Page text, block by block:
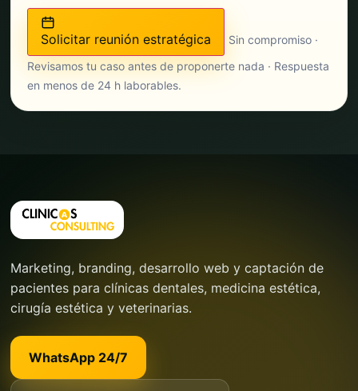
Solicitar reunión estratégica
Sin compromiso ·
Revisamos tu caso antes de proponerte nada · Respuesta
en menos de 24 h laborables.
Marketing, branding, desarrollo web y captación de
pacientes para clínicas dentales, medicina estética,
cirugía estética y veterinarias.
WhatsApp 24/7